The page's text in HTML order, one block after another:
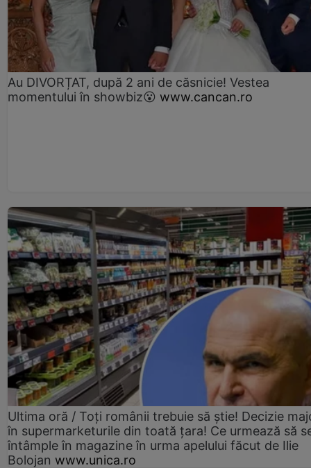
Au DIVORȚAT, după 2 ani de căsnicie! Vestea
momentului în showbiz😮 www.cancan.ro
Ultima oră / Toți românii trebuie să știe! Decizie
în supermarketurile din toată țara! Ce urmează să
întâmple în magazine în urma apelului făcut de Ilie
Bolojan www.unica.ro